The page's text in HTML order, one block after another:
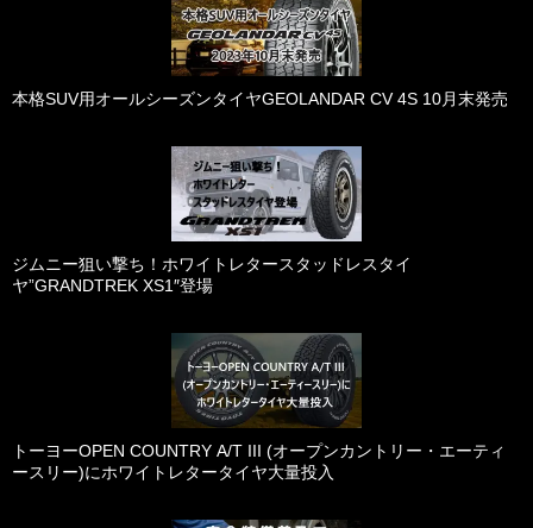
本格SUV用オールシーズンタイヤGEOLANDAR CV 4S 10月末発売
ジムニー狙い撃ち！ホワイトレタースタッドレスタイ
ヤ”GRANDTREK XS1″登場
トーヨーOPEN COUNTRY A/T III (オープンカントリー・エーティ
ースリー)にホワイトレタータイヤ大量投入